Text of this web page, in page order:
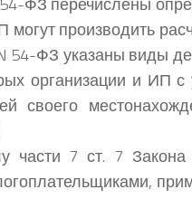
могут производить
54-ФЗ указаны виды
организации и ИП
своего
части 7 ст. 7